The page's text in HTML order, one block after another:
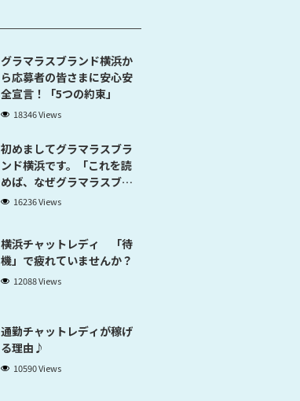
グラマラスブランド横浜か
ら応募者の皆さまに安心安
全宣言！「5つの約束」
18346 Views
初めましてグラマラスブラ
ンド横浜です。「これを読
めば、なぜグラマラスブラ
ンド横浜だと稼げるのかが
16236 Views
横浜チャットレディ 「待
機」で疲れていませんか？
12088 Views
通勤チャットレディが稼げ
る理由♪
10590 Views